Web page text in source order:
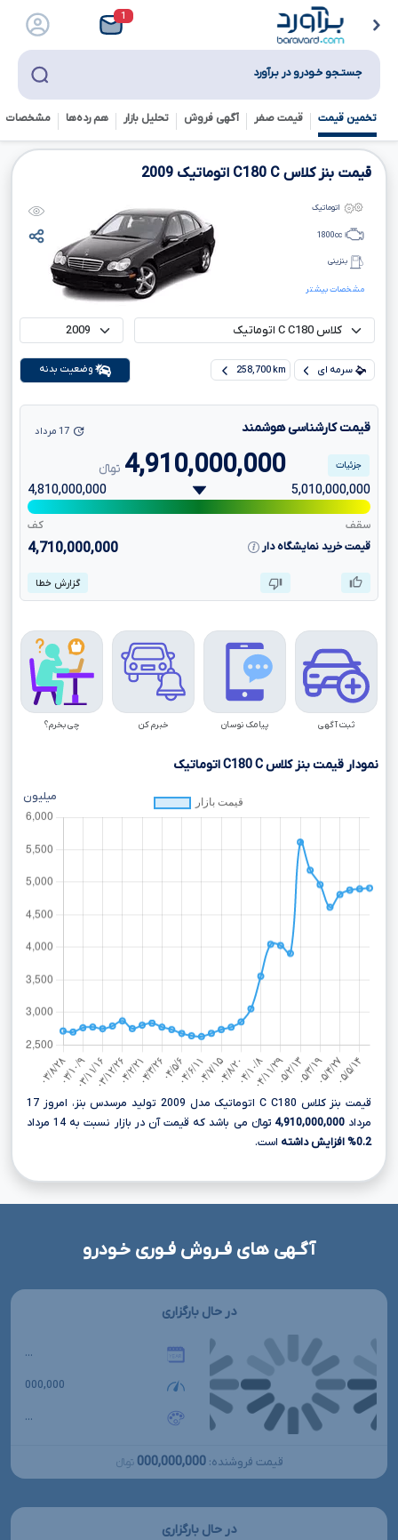
1
جستـجو خـودرو در بـرآورد
تخمین قیمت قیمت صفر آگهی فروش تحلیل بازار هم رده‌ها‌ مشخصات
قیمت بنز کلاس C
C180 اتوماتیک 2009
مشخصات بیشتر
اتوماتیک
1800cc
بنزینی
سرمه ای 258,700 km وضعیت بدنه
قیمت کارشناسی هوشمند
4,910,000,000 تومانءءء
17 مرداد
جزئیات
5,010,000,000
4,810,000,000
سقف
کف
قیمت خرید نمایشگاه دار
4,710,000,000
گزارش خطا
ثبت آگهی پیامک نوسان خبرم کن چی بخرم؟
نمودار قیمت بنز کلاسC
C180اتوماتیک
میلیون
قیمت بنز کلاس C C180 اتوماتیک مدل 2009 تولید مرسدس بنز، امروز 17
مرداد4,910,000,000 تومانءءء می باشد که قیمت آن در بازار نسبت به 14 مرداد
0.2% افزایش داشته
است.
آگـهی های فـروش فـوری خـودرو
در حال بارگزاری
...
000,000
...
قیمت فروشنده: 000,000,000 تومانءءء
در حال بارگزاری